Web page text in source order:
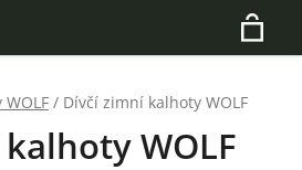
Hledat
/ Dívčí zimní kalhoty WOLF
WOLF